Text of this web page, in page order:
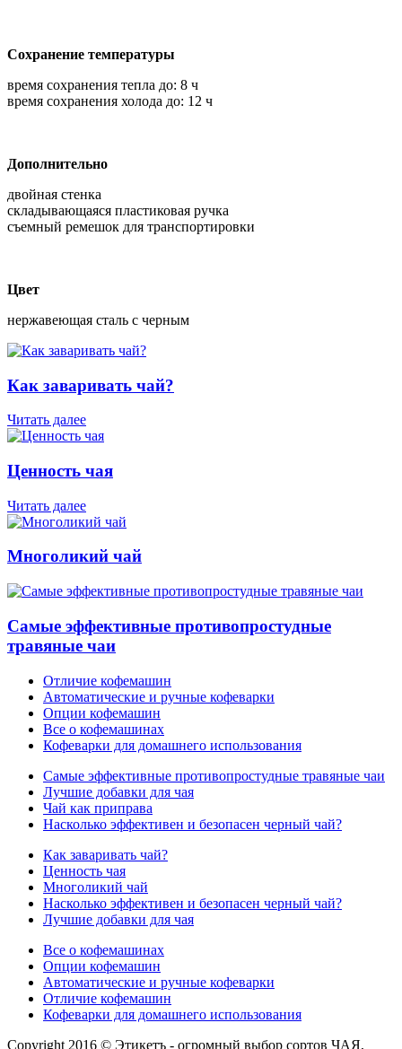
Сохранение температуры
время сохранения тепла до: 8 ч
время сохранения холода до: 12 ч
Дополнительно
двойная стенка
складывающаяся пластиковая ручка
съемный ремешок для транспортировки
Цвет
нержавеющая сталь с черным
Как заваривать чай?
Читать далее
Ценность чая
Читать далее
Многоликий чай
Самые эффективные противопростудные
травяные чаи
Отличие кофемашин
Автоматические и ручные кофеварки
Опции кофемашин
Все о кофемашинах
Кофеварки для домашнего использования
Самые эффективные противопростудные травяные чаи
Лучшие добавки для чая
Чай как приправа
Насколько эффективен и безопасен черный чай?
Как заваривать чай?
Ценность чая
Многоликий чай
Насколько эффективен и безопасен черный чай?
Лучшие добавки для чая
Все о кофемашинах
Опции кофемашин
Автоматические и ручные кофеварки
Отличие кофемашин
Кофеварки для домашнего использования
Copyright 2016 © Этикетъ - огромный выбор сортов ЧАЯ,